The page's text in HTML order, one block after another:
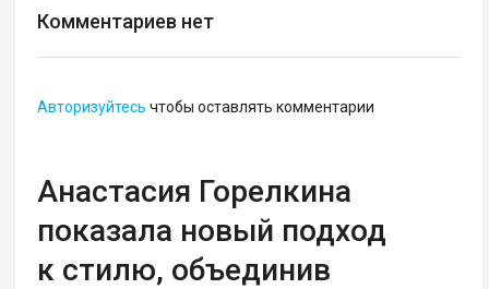
Комментариев нет
Авторизуйтесь чтобы оставлять комментарии
Анастасия Горелкина
показала новый подход
к стилю, объединив